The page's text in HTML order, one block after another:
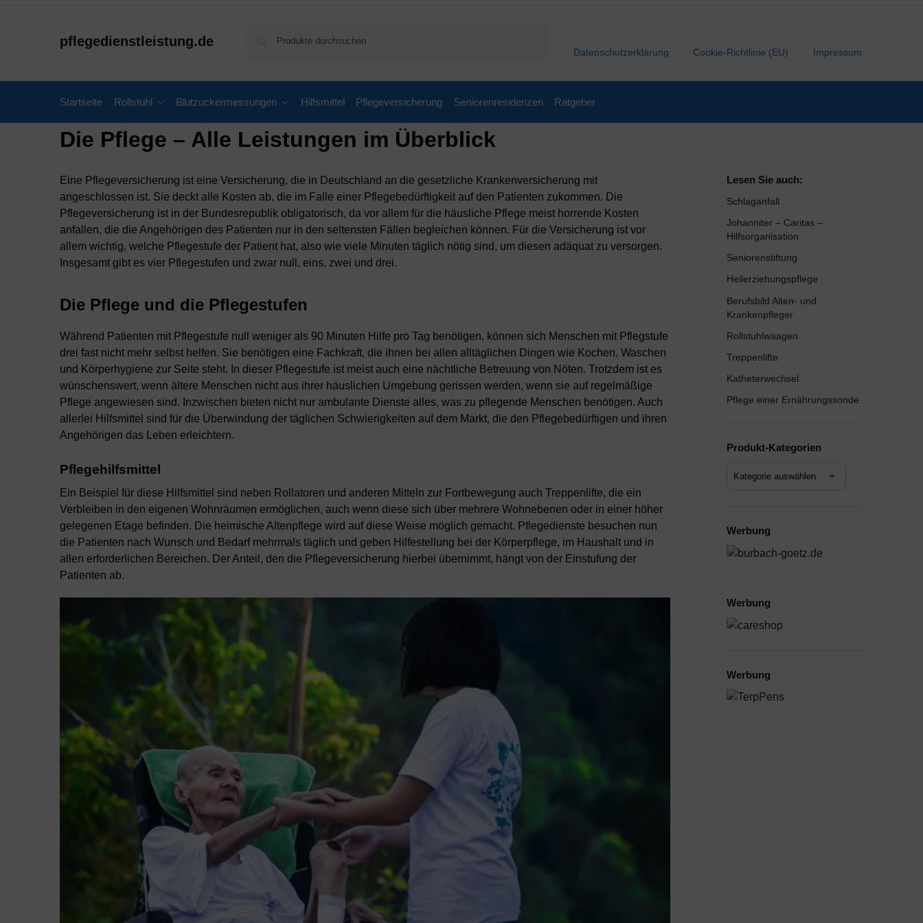
pflegedienstleistung.de
Datenschutzerklärung Cookie-Richtlinie (EU) Impressum
Startseite Rollstuhl Blutzuckermessungen Hilfsmittel Pflegeversicherung Seniorenresidenzen Ratgeber
Die Pflege – Alle Leistungen im Überblick
Eine Pflegeversicherung ist eine Versicherung, die in Deutschland an die gesetzliche Krankenversicherung mit
angeschlossen ist. Sie deckt alle Kosten ab, die im Falle einer Pflegebedürftigkeit auf den Patienten zukommen. Die
Pflegeversicherung ist in der Bundesrepublik obligatorisch, da vor allem für die häusliche Pflege meist horrende Kosten
anfallen, die die Angehörigen des Patienten nur in den seltensten Fällen begleichen können. Für die Versicherung ist vor
allem wichtig, welche Pflegestufe der Patient hat, also wie viele Minuten täglich nötig sind, um diesen adäquat zu versorgen.
Insgesamt gibt es vier Pflegestufen und zwar null, eins, zwei und drei.
Die Pflege und die Pflegestufen
Während Patienten mit Pflegestufe null weniger als 90 Minuten Hilfe pro Tag benötigen, können sich Menschen mit Pflegstufe
drei fast nicht mehr selbst helfen. Sie benötigen eine Fachkraft, die ihnen bei allen alltäglichen Dingen wie Kochen, Waschen
und Körperhygiene zur Seite steht. In dieser Pflegestufe ist meist auch eine nächtliche Betreuung von Nöten. Trotzdem ist es
wünschenswert, wenn ältere Menschen nicht aus ihrer häuslichen Umgebung gerissen werden, wenn sie auf regelmäßige
Pflege angewiesen sind. Inzwischen bieten nicht nur ambulante Dienste alles, was zu pflegende Menschen benötigen. Auch
allerlei Hilfsmittel sind für die Überwindung der täglichen Schwierigkeiten auf dem Markt, die den Pflegebedürftigen und ihren
Angehörigen das Leben erleichtern.
Pflegehilfsmittel
Ein Beispiel für diese Hilfsmittel sind neben Rollatoren und anderen Mitteln zur Fortbewegung auch Treppenlifte, die ein
Verbleiben in den eigenen Wohnräumen ermöglichen, auch wenn diese sich über mehrere Wohnebenen oder in einer höher
gelegenen Etage befinden. Die heimische Altenpflege wird auf diese Weise möglich gemacht. Pflegedienste besuchen nun
die Patienten nach Wunsch und Bedarf mehrmals täglich und geben Hilfestellung bei der Körperpflege, im Haushalt und in
allen erforderlichen Bereichen. Der Anteil, den die Pflegeversicherung hierbei übernimmt, hängt von der Einstufung der
Patienten ab.
Lesen Sie auch:
Schlaganfall
Johanniter – Caritas –
Hilfsorganisation
Seniorenstiftung
Heilerziehungspflege
Berufsbild Alten- und
Krankenpfleger
Rollstuhlwaagen
Treppenlifte
Katheterwechsel
Pflege einer Ernährungssonde
Produkt-Kategorien
Werbung
Werbung
Werbung